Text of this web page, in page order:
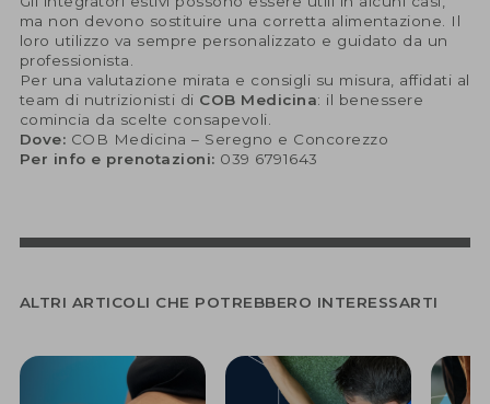
ma non devono sostituire una corretta alimentazione. Il
loro utilizzo va sempre personalizzato e guidato da un
professionista.
Per una valutazione mirata e consigli su misura, affidati al
team di nutrizionisti di COB Medicina: il benessere
comincia da scelte consapevoli.
Dove: COB Medicina – Seregno e Concorezzo
Per info e prenotazioni: 039 6791643
ALTRI ARTICOLI CHE POTREBBERO INTERESSARTI